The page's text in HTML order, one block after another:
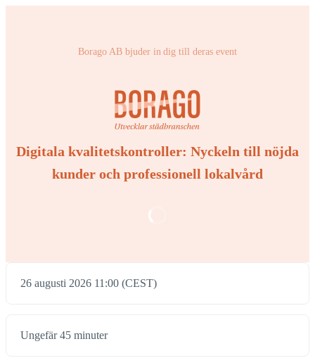
Borago AB bjuder in dig till deras event
Digitala kvalitetskontroller: Nyckeln till nöjda
kunder och professionell lokalvård
26 augusti 2026 11:00 (CEST)
Ungefär 45 minuter